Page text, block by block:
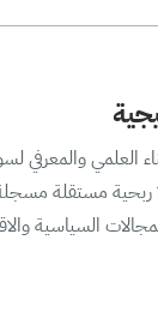
والمعرفي
مستقلة
السياسية